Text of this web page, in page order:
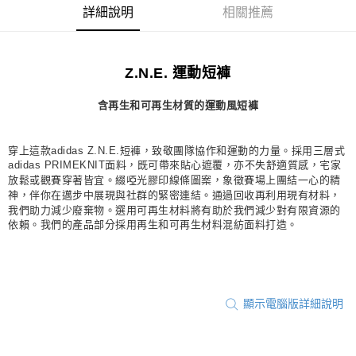
每筆NT$80，滿NT$1,500(含以上)免運費
每筆NT$80，滿NT$1,500(含以上)免運費
詳細說明 相關推薦
Z.N.E. 運動短褲
含再生和可再生材質的運動風短褲
穿上這款adidas Z.N.E.短褲，致敬團隊協作和運動的力量。採用三層式
adidas PRIMEKNIT面料，既可帶來貼心遮覆，亦不失舒適質感，宅家
放鬆或觀賽穿著皆宜。綴啞光膠印線條圖案，象徵賽場上團結一心的精
神，伴你在邁步中展現與社群的緊密連結。通過回收再利用現有材料，
我們助力減少廢棄物。選用可再生材料將有助於我們減少對有限資源的
依賴。我們的產品部分採用再生和可再生材料混紡面料打造。
顯示電腦版詳細說明